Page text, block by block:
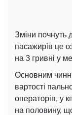
Зміни почнуть
пасажирів це
на 3 гривні у
Основним
вартості
операторів, у
на половину,